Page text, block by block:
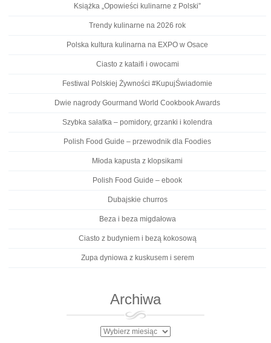
Książka „Opowieści kulinarne z Polski”
Trendy kulinarne na 2026 rok
Polska kultura kulinarna na EXPO w Osace
Ciasto z kataifi i owocami
Festiwal Polskiej Żywności #KupujŚwiadomie
Dwie nagrody Gourmand World Cookbook Awards
Szybka sałatka – pomidory, grzanki i kolendra
Polish Food Guide – przewodnik dla Foodies
Młoda kapusta z klopsikami
Polish Food Guide – ebook
Dubajskie churros
Beza i beza migdałowa
Ciasto z budyniem i bezą kokosową
Zupa dyniowa z kuskusem i serem
Archiwa
Archiwa